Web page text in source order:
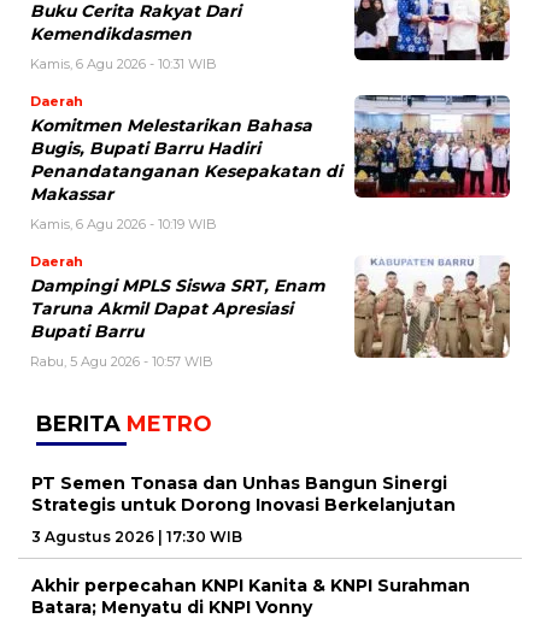
Buku Cerita Rakyat Dari
Kemendikdasmen
Kamis, 6 Agu 2026 - 10:31 WIB
Daerah
Komitmen Melestarikan Bahasa
Bugis, Bupati Barru Hadiri
Penandatanganan Kesepakatan di
Makassar
Kamis, 6 Agu 2026 - 10:19 WIB
Daerah
Dampingi MPLS Siswa SRT, Enam
Taruna Akmil Dapat Apresiasi
Bupati Barru
Rabu, 5 Agu 2026 - 10:57 WIB
BERITA METRO
PT Semen Tonasa dan Unhas Bangun Sinergi
Strategis untuk Dorong Inovasi Berkelanjutan
3 Agustus 2026 | 17:30 WIB
Akhir perpecahan KNPI Kanita & KNPI Surahman
Batara; Menyatu di KNPI Vonny